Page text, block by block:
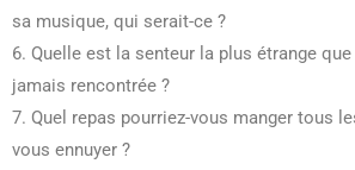
sa musique, qui serait-ce ?
6. Quelle est la senteur la plus étrange
jamais rencontrée ?
7. Quel repas pourriez-vous manger tous
vous ennuyer ?